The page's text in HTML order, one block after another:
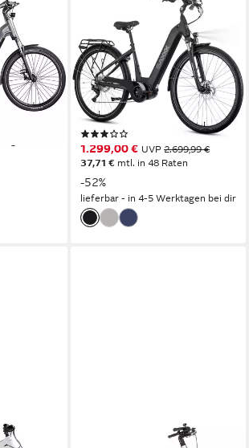
€
E-Bike Trekkingrad Damen u.
Herren 28'' SAXXX QSW,
540Wh, 60-100m, hydr.
Scheibenbremsen
Mittelmotor Motor
540 Wh Akkuleistung
Kettenschaltung
Schaltung
1.299,00 € UVP 2.699,99 €
37,71 € mtl. in 48 Raten
-52%
lieferbar - in 4-5 Werktagen bei dir